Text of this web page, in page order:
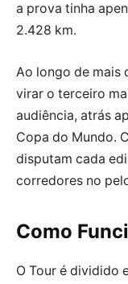
a prova tinha
2.428 km.
Ao longo de mais
virar o terceiro
audiência, atrás
Copa do Mundo.
disputam cada
corredores no
Como
O Tour é dividido